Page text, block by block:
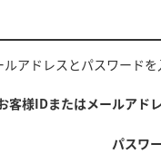
アドレス とパスワード
客様IDまたはメールアド
パスワ